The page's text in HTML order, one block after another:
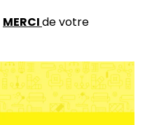
MERCIde votre